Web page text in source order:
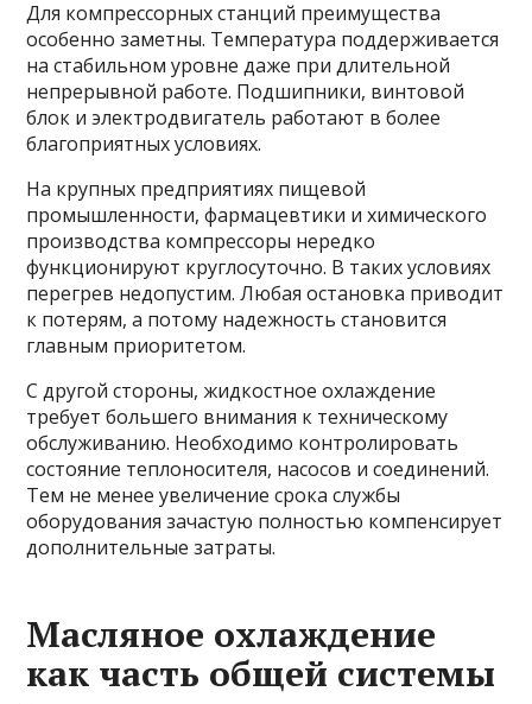
Для компрессорных станций преимущества
особенно заметны. Температура поддерживается
на стабильном уровне даже при длительной
непрерывной работе. Подшипники, винтовой
блок и электродвигатель работают в более
благоприятных условиях.
На крупных предприятиях пищевой
промышленности, фармацевтики и химического
производства компрессоры нередко
функционируют круглосуточно. В таких условиях
перегрев недопустим. Любая остановка приводит
к потерям, а потому надежность становится
главным приоритетом.
С другой стороны, жидкостное охлаждение
требует большего внимания к техническому
обслуживанию. Необходимо контролировать
состояние теплоносителя, насосов и соединений.
Тем не менее увеличение срока службы
оборудования зачастую полностью компенсирует
дополнительные затраты.
Масляное охлаждение
как часть общей системы